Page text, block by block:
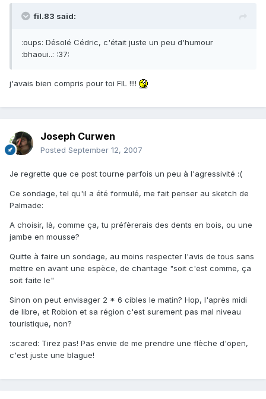
fil.83 said:
:oups: Désolé Cédric, c'était juste un peu d'humour
:bhaoui..: :37:
j'avais bien compris pour toi FIL !!!!
Joseph Curwen
Posted September 12, 2007
Je regrette que ce post tourne parfois un peu à l'agressivité :(
Ce sondage, tel qu'il a été formulé, me fait penser au sketch de
Palmade:
A choisir, là, comme ça, tu préfèrerais des dents en bois, ou une
jambe en mousse?
Quitte à faire un sondage, au moins respecter l'avis de tous sans
mettre en avant une espèce, de chantage "soit c'est comme, ça
soit faite le"
Sinon on peut envisager 2 * 6 cibles le matin? Hop, l'après midi
de libre, et Robion et sa région c'est surement pas mal niveau
touristique, non?
:scared: Tirez pas! Pas envie de me prendre une flèche d'open,
c'est juste une blague!